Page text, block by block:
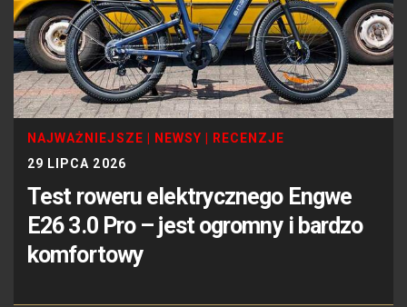
NAJWAŻNIEJSZE NEWSY
RECENZJE
29 LIPCA 2026
Test roweru elektrycznego Engwe
E26 3.0 Pro – jest ogromny i bardzo
komfortowy